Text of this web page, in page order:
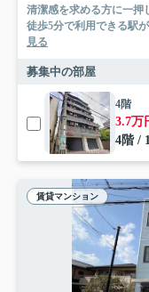
清潔感を求める方に一押
徒歩5分で利用できる駅
見る
募集中の部屋
4階
3.7万
4階 /
賃貸マンション